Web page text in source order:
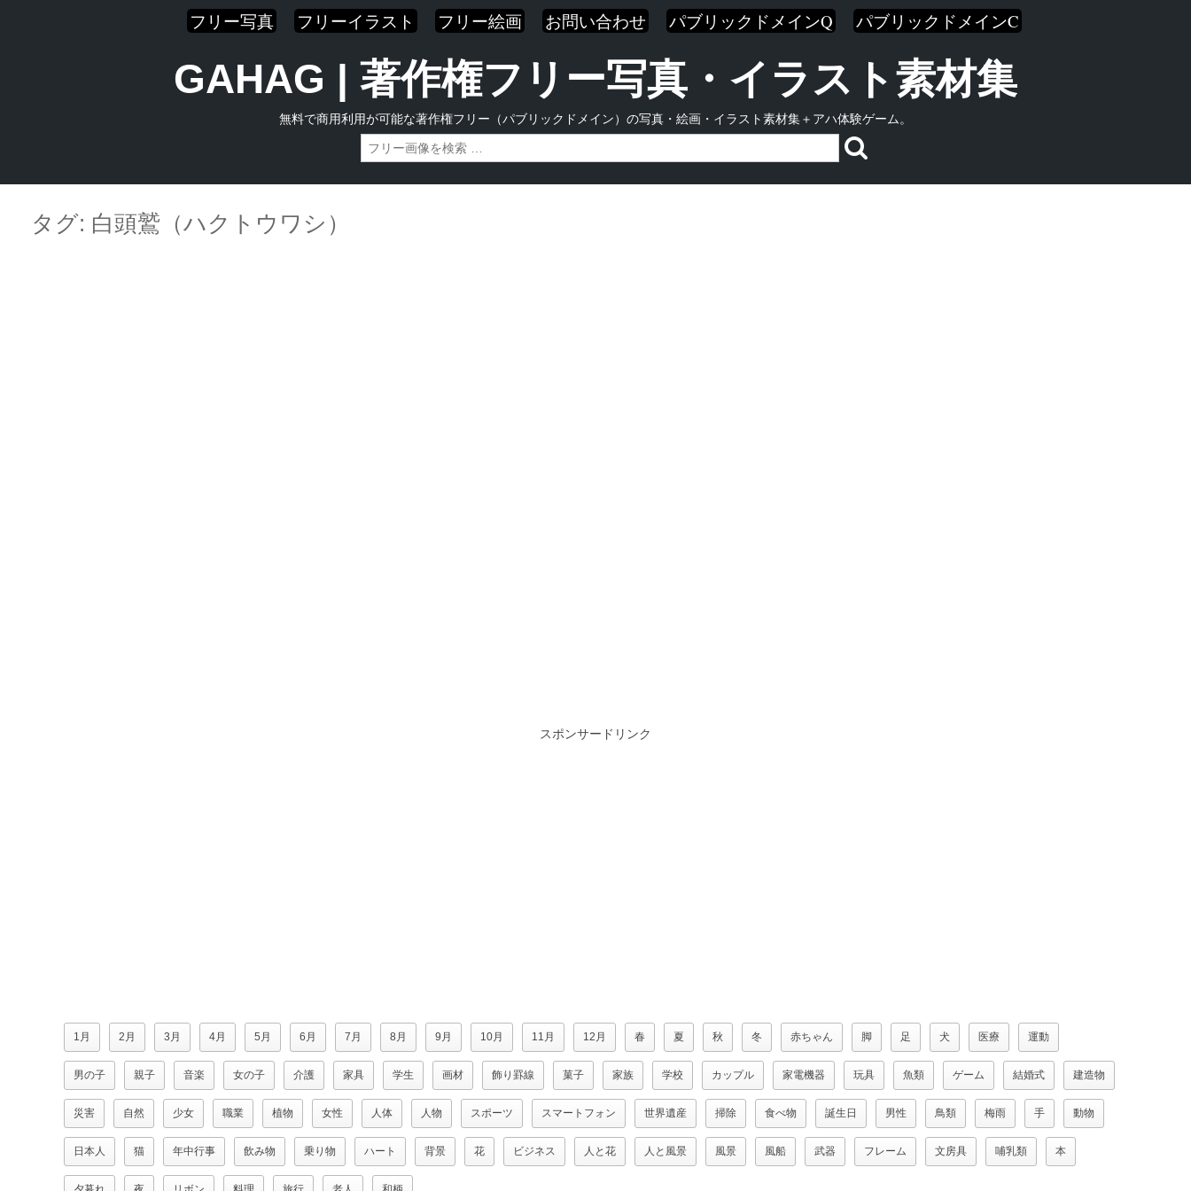
フリー写真 フリーイラスト フリー絵画 お問い合わせ パブリックドメインQ パブリックドメインC
GAHAG | 著作権フリー写真・イラスト素材集
無料で商用利用が可能な著作権フリー（パブリックドメイン）の写真・絵画・イラスト素材集＋アハ体験ゲーム。
contentタグ: 白頭鷲（ハクトウワシ）
スポンサードリンク
1月 2月 3月 4月 5月 6月 7月 8月 9月 10月 11月 12月 春 夏 秋 冬 赤ちゃん 脚 足 犬 医療 運動
男の子 親子 音楽 女の子 介護 家具 学生 画材 飾り罫線 菓子 家族 学校 カップル 家電機器 玩具 魚類 ゲーム 結婚式 建造物
災害 自然 少女 職業 植物 女性 人体 人物 スポーツ スマートフォン 世界遺産 掃除 食べ物 誕生日 男性 鳥類 梅雨 手 動物
日本人 猫 年中行事 飲み物 乗り物 ハート 背景 花 ビジネス 人と花 人と風景 風景 風船 武器 フレーム 文房具 哺乳類 本